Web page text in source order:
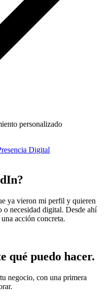
personalizado
Digital
ya vieron mi perfil y quieren
o necesidad digital. Desde ahí
acción concreta.
qué puedo hacer.
negocio, con una primera